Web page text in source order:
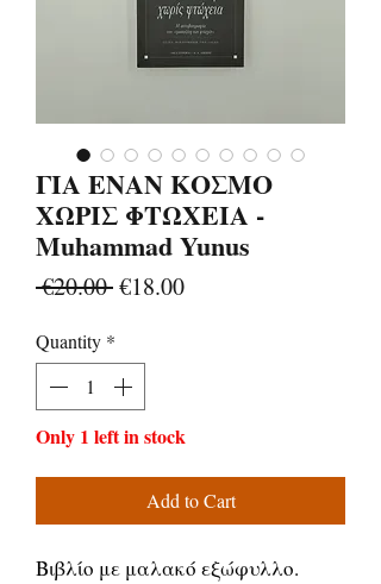
ΓΙΑ ΕΝΑΝ ΚΟΣΜΟ
ΧΩΡΙΣ ΦΤΩΧΕΙΑ -
Muhammad Yunus
€20.00 Regular
€18.00Sale
Quantity *
Only 1 left in stock
Add to Cart
Βιβλίο με μαλακό εξώφυλλο.